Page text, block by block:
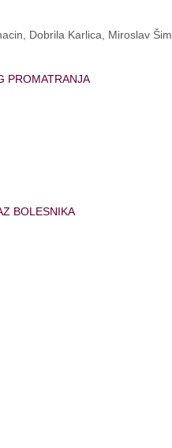
Dobrila Karlica, Miroslav
PROMATRANJA
BOLESNIKA